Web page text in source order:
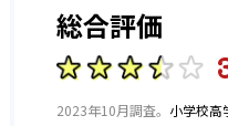
プに重点を置いたステッ
歩踏み込んだハイレベル
あえて定期テスト対策は
い分野においても挑戦し
大学受験STEPでは、比
ため、部活との両立に向
することも可能だ。内容
るため、忙しいスケジュ
できる。
中学生コースでは、教科
ジできる。一部は高校の
できるため、入学後の学
湘南高校 245
川和高校 137
総合評価
2023年10月調査。 小学校高